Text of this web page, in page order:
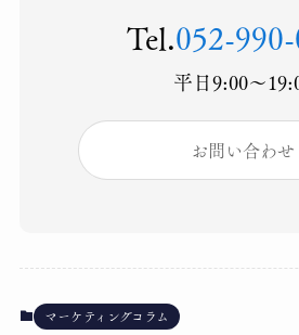
Tel.052-
平日9:00〜
お問い合わせ
マーケティングコラム